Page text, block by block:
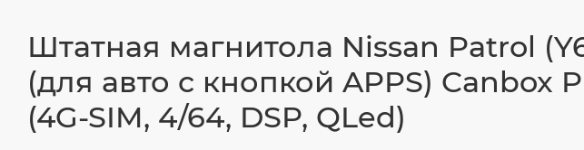
Штатная магнитола Nissan Patrol
(для авто с кнопкой APPS) Canbox
(4G-SIM, 4/64, DSP, QLed)